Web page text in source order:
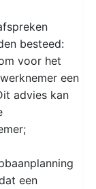
besteed:
voor het
een
advies kan
een